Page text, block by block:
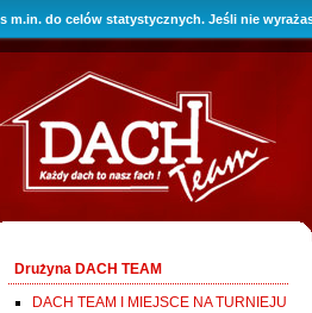
m.in. do celów statystycznych. Jeśli nie
O Firmie Promocje Oferta
Drużyna DACH TEAM
DACH TEAM I MIEJSCE NA TURNIEJU